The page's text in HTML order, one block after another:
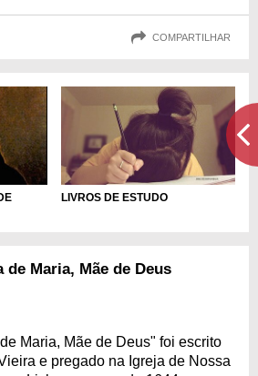
COMPARTILHAR
LIVROS DE ESTUDO
de Maria, Mãe de Deus
Maria, Mãe de Deus" foi escrito
e pregado na Igreja de Nossa